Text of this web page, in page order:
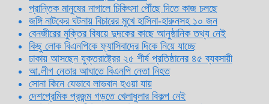
প্রান্তিক মানুষের নাগালে চিকিৎসা পৌঁছে দিতে কাজ চলছে
জঙ্গি নাটকের ঘটনায় বিচারের মুখে হাসিনা-হারুনসহ ১০ জন
বেনজীরের মুক্তির বিষয়ে দুদকের কাছে আনুষ্ঠানিক তথ্য নেই
কিছু লোক বিএনপিকে ফ্যাসিবাদের দিকে নিয়ে যাচ্ছে
ঢাকায় আসছেন যুক্তরাষ্ট্রের ২৫ শীর্ষ প্রতিষ্ঠানের ৪৫ ব্যবসায়ী
আ.লীগ নেতার আঘাতে বিএনপি নেতা নিহত
সোনা কিনে যেভাবে লাভবান হওয়া যায়
দেশপ্রেমিক প্রজন্ম গড়তে খেলাধুলার বিকল্প নেই